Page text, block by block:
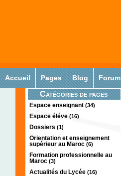
Accueil Pages Blog Forum
Catégories de pages
Espace enseignant (34)
Espace éléve (16)
Dossiers (1)
Orientation et enseignement
supérieur au Maroc (6)
Formation professionnelle au
Maroc (3)
Actualités du Lycée (16)